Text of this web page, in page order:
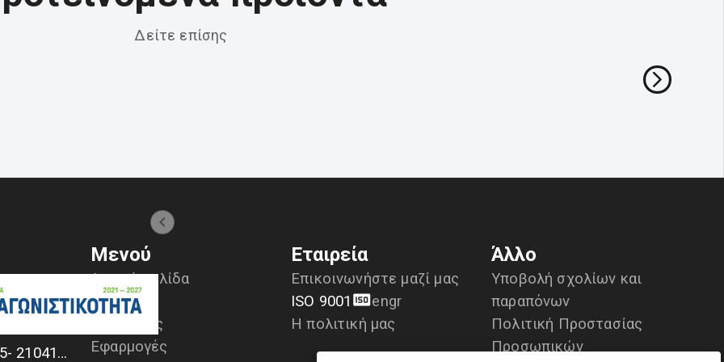
Δείτε επίσης
+30 2104170709 - 2104175729- 2104111335- 2104127501
Μενού
Αρχική σελίδα
Προϊόντα
Υπηρεσίες
Εφαρμογές
Εταιρεία
Επικοινωνήστε μαζί μας
ISO 9001
engr
Η πολιτική μας
Άλλο
Υποβολή σχολίων και
παραπόνων
Πολιτική Προστασίας
Προσωπικών